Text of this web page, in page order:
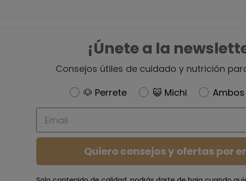
¡Únete a la
Consejos útiles de cuidado y nutrición
Newsletter
🐶 Perrete 😺 Michi
Ambos
Email
Quiero consejos y ofertas por